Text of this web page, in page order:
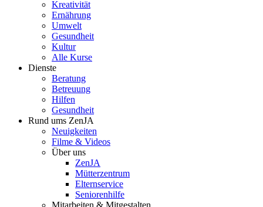
Kreativität
Ernährung
Umwelt
Gesundheit
Kultur
Alle Kurse
Dienste
Beratung
Betreuung
Hilfen
Gesundheit
Rund ums ZenJA
Neuigkeiten
Filme & Videos
Über uns
ZenJA
Mütterzentrum
Elternservice
Seniorenhilfe
Mitarbeiten & Mitgestalten